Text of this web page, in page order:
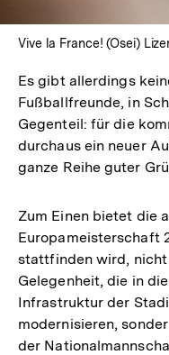
Vive la France! (Osei)
Es gibt allerdings
Fußballfreunde, in
Gegenteil: für die
durchaus ein neuer
ganze Reihe guter
Zum Einen bietet die
Europameisterschaft
stattfinden wird, nicht
Gelegenheit, die in
Infrastruktur der
modernisieren,
der